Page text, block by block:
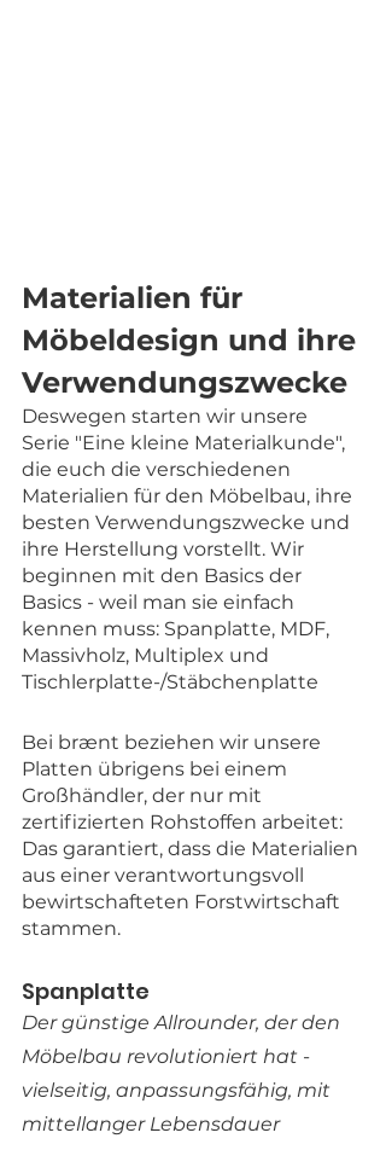
Materialien für
Möbeldesign und ihre
Verwendungszwecke
Deswegen starten wir unsere
Serie "Eine kleine Materialkunde",
die euch die verschiedenen
Materialien für den Möbelbau, ihre
besten Verwendungszwecke und
ihre Herstellung vorstellt. Wir
beginnen mit den Basics der
Basics - weil man sie einfach
kennen muss: Spanplatte, MDF,
Massivholz, Multiplex und
Tischlerplatte-/Stäbchenplatte
Bei brænt beziehen wir unsere
Platten übrigens bei einem
Großhändler, der nur mit
zertifizierten Rohstoffen arbeitet:
Das garantiert, dass die Materialien
aus einer verantwortungsvoll
bewirtschafteten Forstwirtschaft
stammen.
Spanplatte
Der günstige Allrounder, der den
Möbelbau revolutioniert hat -
vielseitig, anpassungsfähig, mit
mittellanger Lebensdauer